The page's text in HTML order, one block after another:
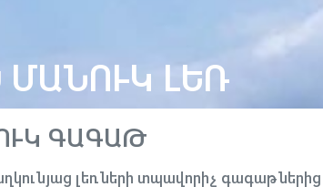
ԼԵՌ
ԳԱԳԱԹ
լեռների տպավորիչ գագաթներից